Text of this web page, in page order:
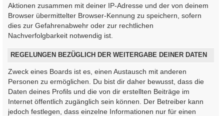
Aktionen zusammen mit deiner IP-Adresse und der von deinem
Browser übermittelter Browser-Kennung zu speichern, sofern
dies zur Gefahrenabwehr oder zur rechtlichen
Nachverfolgbarkeit notwendig ist.
REGELUNGEN BEZÜGLICH DER WEITERGABE DEINER DATEN
Zweck eines Boards ist es, einen Austausch mit anderen
Personen zu ermöglichen. Du bist dir daher bewusst, dass die
Daten deines Profils und die von dir erstellten Beiträge im
Internet öffentlich zugänglich sein können. Der Betreiber kann
jedoch festlegen, dass einzelne Informationen nur für einen